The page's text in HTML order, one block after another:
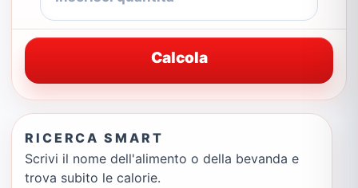
Calcola
RICERCA SMART
Scrivi il nome dell'alimento o della bevanda e
trova subito le calorie.